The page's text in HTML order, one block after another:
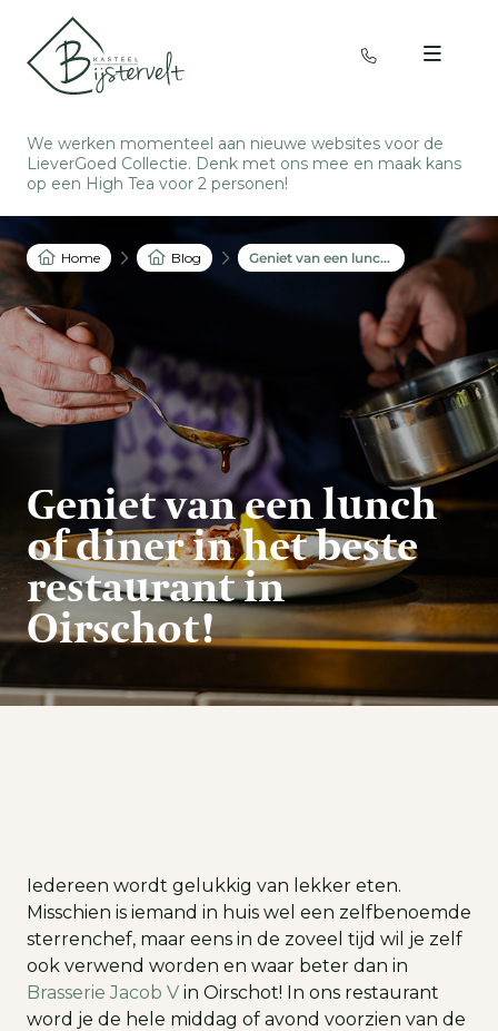
We werken momenteel aan nieuwe websites voor de
LieverGoed Collectie. Denk met ons mee en maak kans
op een High Tea voor 2 personen!
Home Blog Geniet van een lunch of diner in het beste restaurant in Oirschot!
Geniet van een lunch
of diner in het beste
restaurant in
Oirschot!
Iedereen wordt gelukkig van lekker eten.
Misschien is iemand in huis wel een zelfbenoemde
sterrenchef, maar eens in de zoveel tijd wil je zelf
ook verwend worden en waar beter dan in
Brasserie Jacob V in Oirschot! In ons restaurant
word je de hele middag of avond voorzien van de